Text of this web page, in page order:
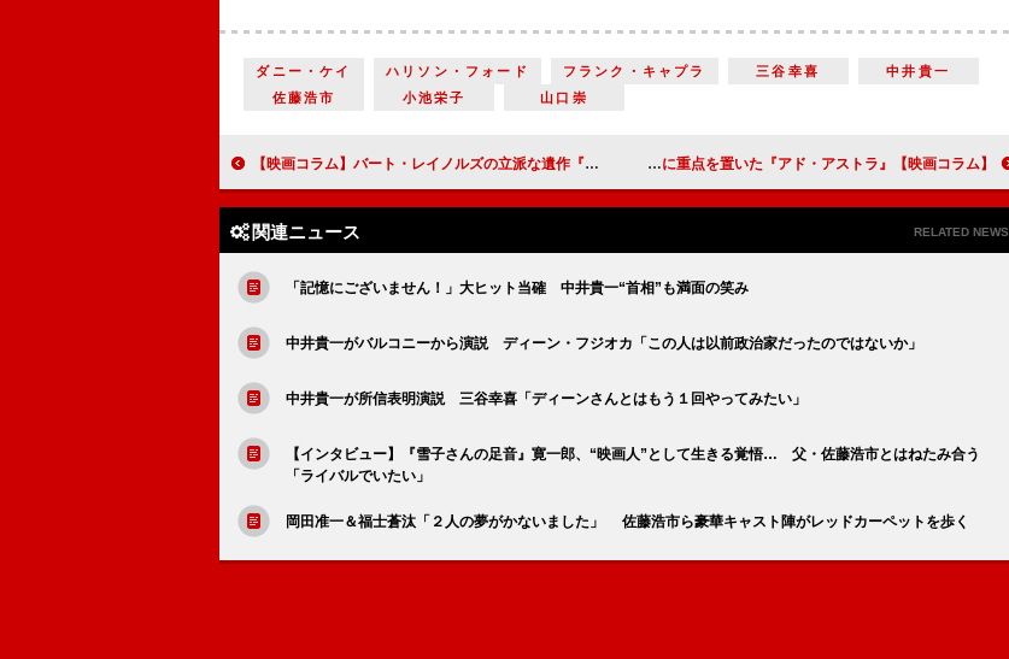
ダニー・ケイ ハリソン・フォード フランク・キャプラ 三谷幸喜
中井貴一
佐藤浩市
小池栄子 山口崇
【映画コラム】バート・レイノルズの立派な遺作『ラスト・ムービースター』 【映画コラム】宇宙飛行士の内面に重点を置いた『アド・アストラ』
関連ニュース RELATED NEWS
「記憶にございません！」大ヒット当確 中井貴一“首相”も満面の笑み
中井貴一がバルコニーから演説 ディーン・フジオカ「この人は以前政治家だったのではないか」
中井貴一が所信表明演説 三谷幸喜「ディーンさんとはもう１回やってみたい」
【インタビュー】『雪子さんの足音』寛一郎、“映画人”として生きる覚悟… 父・佐藤浩市とはねたみ合う
「ライバルでいたい」
岡田准一＆福士蒼汰「２人の夢がかないました」 佐藤浩市ら豪華キャスト陣がレッドカーペットを歩く